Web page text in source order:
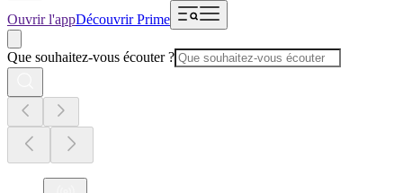
Ouvrir l'appDécouvrir Prime
Que souhaitez-vous écouter ?